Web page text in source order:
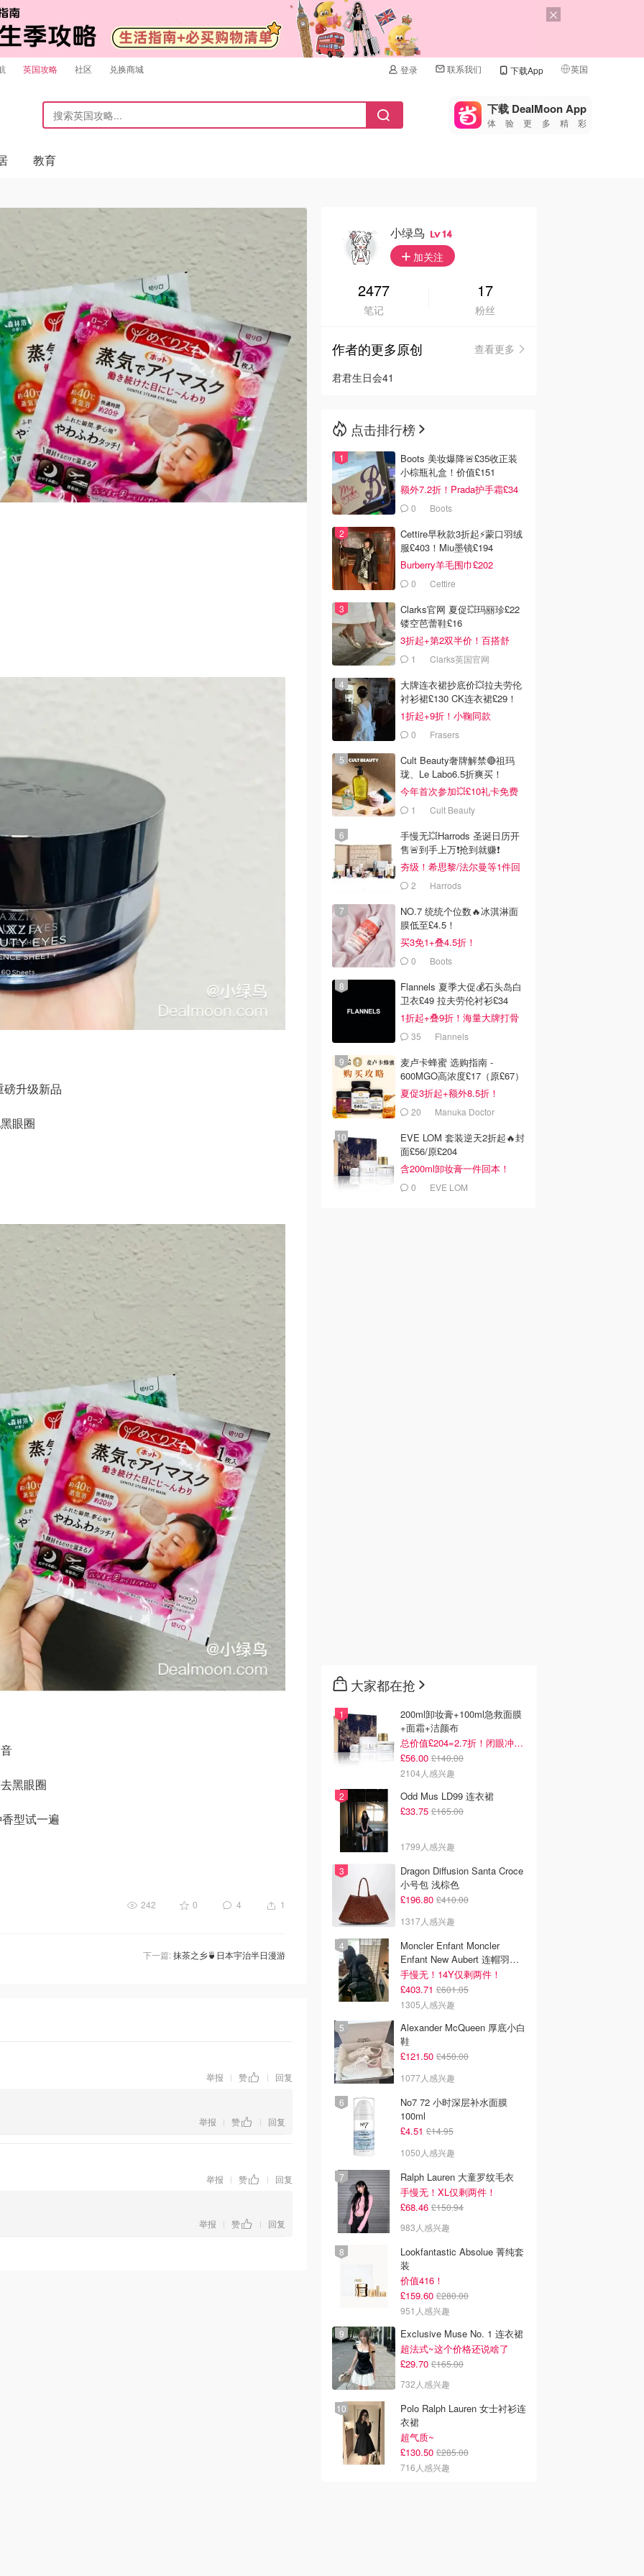
英国攻略 社区 兑换商城 登录 联系我们 下载App 英国
🇺🇸
🇨🇳 中国
🇦🇺
🇳🇿新西兰
下载 DealMoon App
体验更多精彩
教育
升级新品
眼圈
黑眼圈
型试一遍
242 0 4 1
下一篇:抹茶之乡🍵日本宇治半日漫游
举报 | 赞 | 回复
举报 | 赞 | 回复
举报 | 赞 | 回复
举报 | 赞 | 回复
小绿鸟 14
加关注
2477
笔记
17
粉丝
作者的更多原创
查看更多
君君生日会41
点击排行榜
Boots 美妆爆降🚨£35收正装
小棕瓶礼盒！价值£151
额外7.2折！Prada护手霜£34
0 Boots
Cettire早秋款3折起⚡️蒙口羽绒
服£403！Miu墨镜£194
Burberry羊毛围巾£202
0 Cettire
Clarks官网 夏促💥玛丽珍£22
镂空芭蕾鞋£16
3折起+第2双半价！百搭舒
服！1 Clarks英国官网
大牌连衣裙抄底价💥拉夫劳伦
衬衫裙£130 CK连衣裙£29！
1折起+9折！小鞠同款
Ganni£88
0 Frasers
Cult Beauty奢牌解禁🔴祖玛
珑、Le Labo6.5折爽买！
今年首次参加💥£10礼卡免费
拿 1 Cult Beauty
手慢无💥Harrods 圣诞日历开
售🚨到手上万❗️抢到就赚❗️
夯级！希思黎/法尔曼等1件回
本！2 Harrods
NO.7 统统个位数🔥冰淇淋面
膜低至£4.5！
买3免1+叠4.5折！
0 Boots
Flannels 夏季大促💰石头岛白
卫衣£49 拉夫劳伦衬衫£34
1折起+叠9折！海量大牌打骨
折！
35 Flannels
麦卢卡蜂蜜 选购指南 -
600MGO高浓度£17（原£67）
夏促3折起+额外8.5折！
20 Manuka Doctor
EVE LOM 套装逆天2折起🔥封
面£56/原£204
含200ml卸妆膏一件回本！
0 EVE LOM
大家都在抢
200ml卸妆膏+100ml急救面膜
+面霜+洁颜布
总价值£204=2.7折！闭眼冲这套！
£56.00 £140.00
2104人感兴趣
Odd Mus LD99 连衣裙
£33.75 £165.00
1799人感兴趣
Dragon Diffusion Santa Croce
小号包 浅棕色
£196.80 £410.00
1317人感兴趣
Moncler Enfant Moncler
Enfant New Aubert 连帽羽绒
服
手慢无！14Y仅剩两件！
£403.71 £601.05
1305人感兴趣
Alexander McQueen 厚底小白
鞋
£121.50 £450.00
1077人感兴趣
No7 72 小时深层补水面膜
100ml
£4.51 £14.95
1050人感兴趣
Ralph Lauren 大童罗纹毛衣
手慢无！XL仅剩两件！
£68.46 £150.94
983人感兴趣
Lookfantastic Absolue 菁纯套
装
价值416！
£159.60 £280.00
951人感兴趣
Exclusive Muse No. 1 连衣裙
超法式~这个价格还说啥了
£29.70 £165.00
732人感兴趣
Polo Ralph Lauren 女士衬衫连
衣裙
超气质~
£130.50 £285.00
716人感兴趣